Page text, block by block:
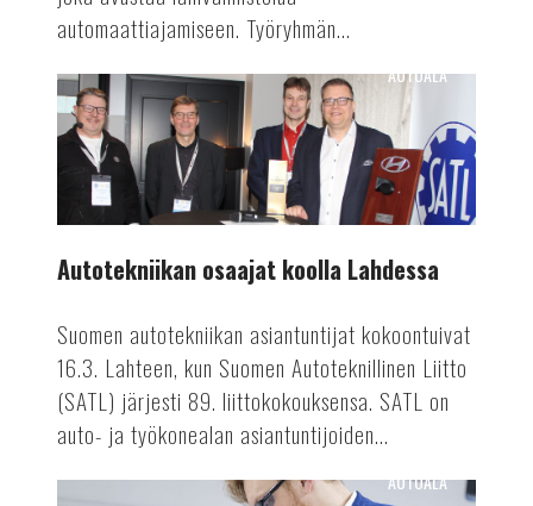
automaattiajamiseen. Työryhmän...
Autotekniikan
osaajat
koolla
Lahdessa
AUTOALA
Autotekniikan osaajat koolla Lahdessa
Suomen autotekniikan asiantuntijat kokoontuivat
16.3. Lahteen, kun Suomen Autoteknillinen Liitto
(SATL) järjesti 89. liittokokouksensa. SATL on
auto- ja työkonealan asiantuntijoiden...
AUTOALA